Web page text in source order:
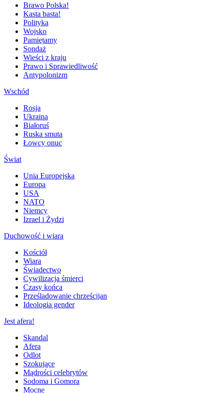
Brawo Polska!
Kasta basta!
Polityka
Wojsko
Pamiętamy
Sondaż
Wieści z kraju
Prawo i Sprawiedliwość
Antypolonizm
Wschód
Rosja
Ukraina
Białoruś
Ruska smuta
Łowcy onuc
Świat
Unia Europejska
Europa
USA
NATO
Niemcy
Izrael i Żydzi
Duchowość i wiara
Kościół
Wiara
Świadectwo
Cywilizacja śmierci
Czasy końca
Prześladowanie chrześcijan
Ideologia gender
Jest afera!
Skandal
Afera
Odlot
Szokujące
Mądrości celebrytów
Sodoma i Gomora
Mocne